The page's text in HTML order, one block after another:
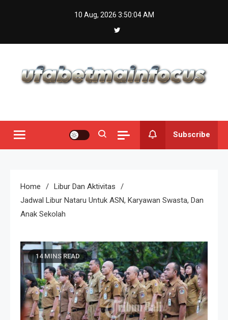
10 Aug, 2026 3:50:05 AM
Subscribe
Home
Libur Dan Aktivitas
Jadwal Libur Nataru Untuk ASN, Karyawan Swasta, Dan
Anak Sekolah
14 MINS READ